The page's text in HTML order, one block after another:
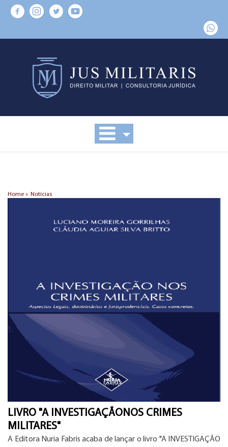
Home » Notícias
LIVRO "A INVESTIGAÇÃONOS CRIMES
MILITARES"
A Editora Nuria Fabris acaba de lançar o livro "A INVESTIGAÇÃO